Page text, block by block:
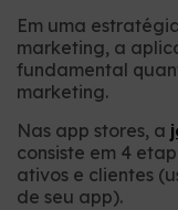
Em uma
marketing, a
fundamental
marketing.
Nas app stores, a
consiste em 4
ativos e clientes
de seu app).